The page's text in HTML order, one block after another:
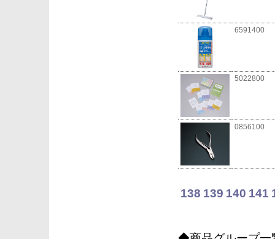
6591400
5022800
0856100
138 139 140 141